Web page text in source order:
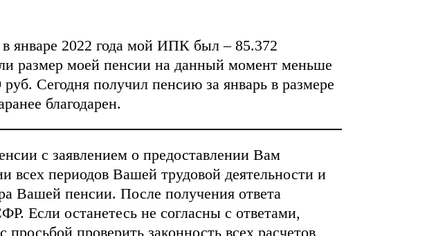
январе 2022 года мой ИПК был – 85.372
размер моей пенсии на данный момент меньше
Сегодня получил пенсию за январь в размере
благодарен.
с заявлением о предоставлении Вам
всех периодов Вашей трудовой деятельности и
Вашей пенсии. После получения ответа
Если останетесь не согласны с ответами,
проверить законность всех расчетов